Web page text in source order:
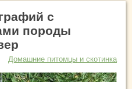
с
породы
Домашние питомцы и скотинка